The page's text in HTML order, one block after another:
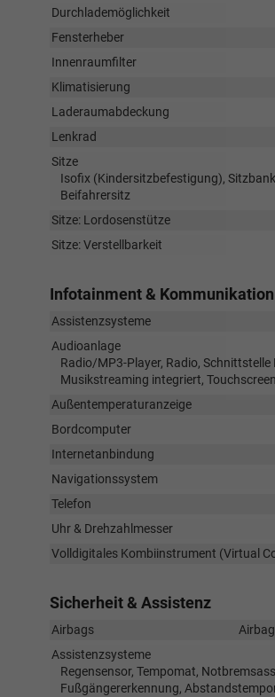
Durchlademöglichkeit
Fensterheber
Innenraumfilter
Klimatisierung
Laderaumabdeckung
Lenkrad
Sitze
Isofix (Kindersitzbefestigung),
Beifahrersitz
Sitze: Lordosenstütze
Sitze: Verstellbarkeit
Infotainment & Kommunikation
Assistenzsysteme
Audioanlage
Radio/MP3-Player, Radio,
Musikstreaming integriert,
Außentemperaturanzeige
Bordcomputer
Internetanbindung
Navigationssystem
Telefon
Uhr & Drehzahlmesser
Volldigitales Kombiinstrument (Virtual
Sicherheit & Assistenz
Airbags
Assistenzsysteme
Regensensor, Tempomat,
Fußgängererkennung,